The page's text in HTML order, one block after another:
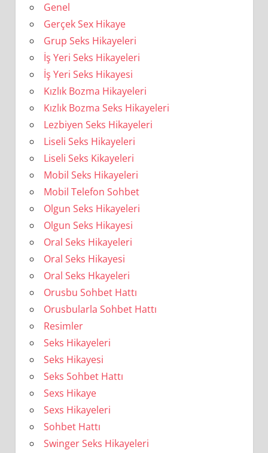
Genel
Gerçek Sex Hikaye
Grup Seks Hikayeleri
İş Yeri Seks Hikayeleri
İş Yeri Seks Hikayesi
Kızlık Bozma Hikayeleri
Kızlık Bozma Seks Hikayeleri
Lezbiyen Seks Hikayeleri
Liseli Seks Hikayeleri
Liseli Seks Kikayeleri
Mobil Seks Hikayeleri
Mobil Telefon Sohbet
Olgun Seks Hikayeleri
Olgun Seks Hikayesi
Oral Seks Hikayeleri
Oral Seks Hikayesi
Oral Seks Hkayeleri
Orusbu Sohbet Hattı
Orusbularla Sohbet Hattı
Resimler
Seks Hikayeleri
Seks Hikayesi
Seks Sohbet Hattı
Sexs Hikaye
Sexs Hikayeleri
Sohbet Hattı
Swinger Seks Hikayeleri